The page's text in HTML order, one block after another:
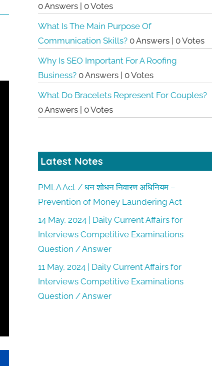
0 Answers | 0 Votes
What Is The Main Purpose Of
Communication Skills? 0 Answers | 0 Votes
Why Is SEO Important For A Roofing
Business? 0 Answers | 0 Votes
What Do Bracelets Represent For Couples?
0 Answers | 0 Votes
Latest Notes
PMLA Act / धन शोधन निवारण अधिनियम –
Prevention of Money Laundering Act
14 May, 2024 | Daily Current Affairs for
Interviews Competitive Examinations
Question / Answer
11 May, 2024 | Daily Current Affairs for
Interviews Competitive Examinations
Question / Answer